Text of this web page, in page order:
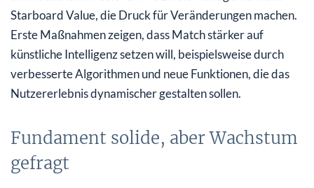
Starboard Value, die Druck für Veränderungen machen.
Erste Maßnahmen zeigen, dass Match stärker auf
künstliche Intelligenz setzen will, beispielsweise durch
verbesserte Algorithmen und neue Funktionen, die das
Nutzererlebnis dynamischer gestalten sollen.
Fundament solide, aber Wachstum
gefragt